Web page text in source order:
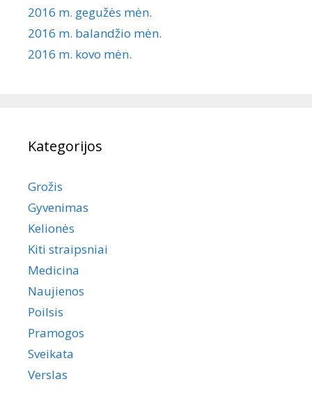
2016 m. gegužės mėn.
2016 m. balandžio mėn.
2016 m. kovo mėn.
Kategorijos
Grožis
Gyvenimas
Kelionės
Kiti straipsniai
Medicina
Naujienos
Poilsis
Pramogos
Sveikata
Verslas